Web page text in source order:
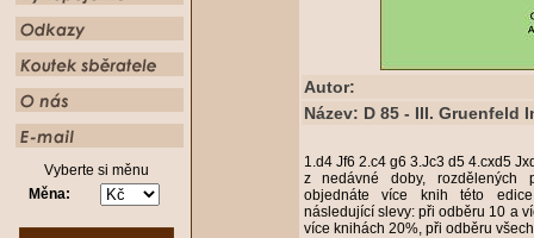
Vyberte si měnu
Měna:
Autor:
Název: D 85 - III. Gruenfeld
1.d4 Jf6 2.c4 g6 3.Jc3 d5 4.cxd5
z nedávné doby, rozdělených
objednáte více knih této
následující slevy: při odběru 10 a
více knihách 20%, při odběru